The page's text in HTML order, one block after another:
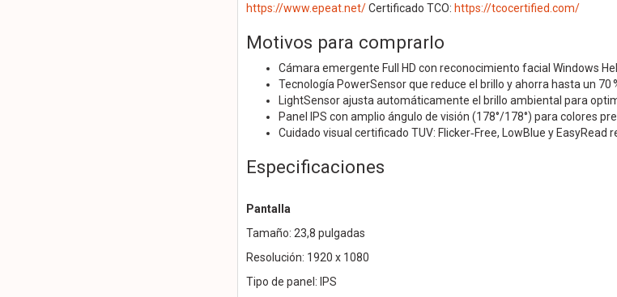
https://www.epeat.net/Certificado TCO: https://tcocertified.com/
Motivos para comprarlo
Cámara emergente Full HD con reconocimiento facial Windows
Tecnología PowerSensor que reduce el brillo y ahorra hasta un 70
LightSensor ajusta automáticamente el brillo ambiental para
Panel IPS con amplio ángulo de visión (178°/178°) para colores
Cuidado visual certificado TUV: Flicker‑Free, LowBlue y EasyRead
Especificaciones
Pantalla
Tamaño: 23,8 pulgadas
Resolución: 1920 x 1080
Tipo de panel: IPS